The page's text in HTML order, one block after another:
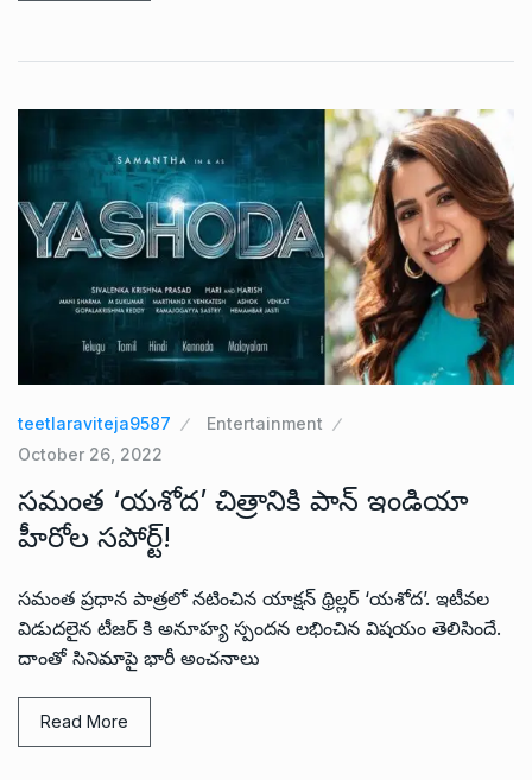
teetlaraviteja9587
Entertainment
October 26, 2022
సమంత ‘యశోద’ చిత్రానికి పాన్ ఇండియా
హీరోల సపోర్ట్!
సమంత ప్రధాన పాత్రలో నటించిన యాక్షన్ థ్రిల్లర్ ‘యశోద’. ఇటీవల
విడుదలైన టీజర్ కి అనూహ్య స్పందన లభించిన విషయం తెలిసిందే.
దాంతో సినిమాపై భారీ అంచనాలు
Read More